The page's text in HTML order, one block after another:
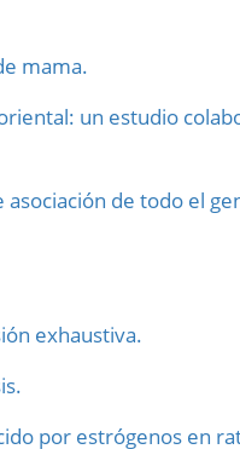
mama.
un estudio
de todo el
exhaustiva.
por estrógenos en